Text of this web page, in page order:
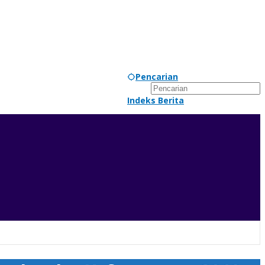
Pencarian
Indeks Berita